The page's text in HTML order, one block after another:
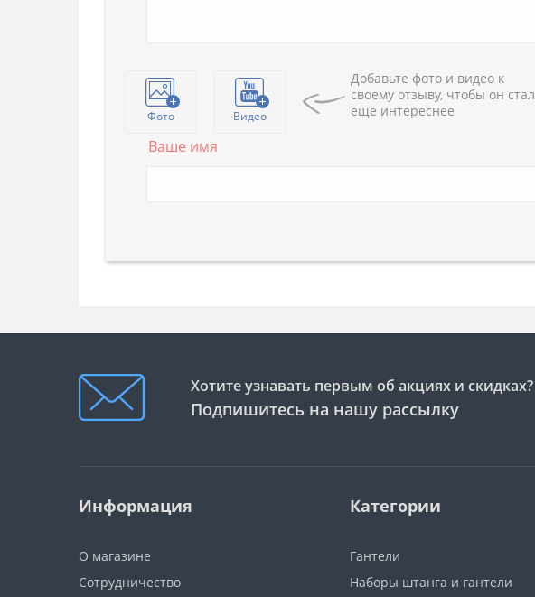
Фото Видео
Добавьте фото и видео к
своему отзыву, чтобы он стал
еще интереснее
Ваше имя
Хотите узнавать первым об акциях и скидках?
Подпишитесь на нашу рассылку
Информация
О магазине
Сотрудничество
Категории
Гантели
Наборы штанга и гантели